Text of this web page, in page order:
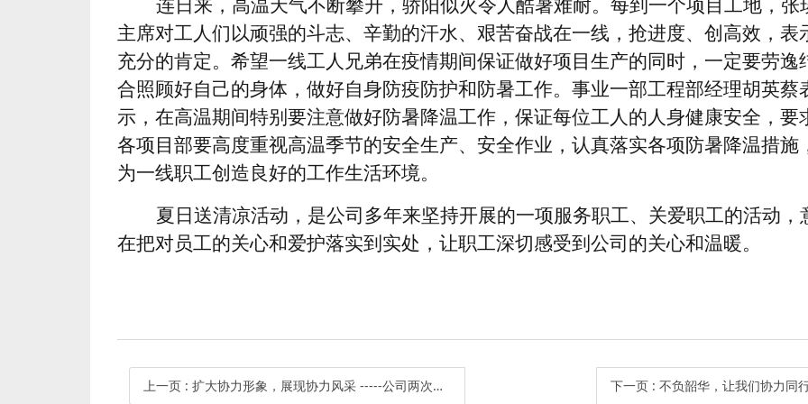
连日来，高温天气不断攀升，骄阳似火令人酷暑难耐。每到一个项目工地，张
主席对工人们以顽强的斗志、辛勤的汗水、艰苦奋战在一线，抢进度、创高效，表
充分的肯定。希望一线工人兄弟在疫情期间保证做好项目生产的同时，一定要劳逸
合照顾好自己的身体，做好自身防疫防护和防暑工作。事业一部工程部经理胡英蔡
示，在高温期间特别要注意做好防暑降温工作，保证每位工人的人身健康安全，要
各项目部要高度重视高温季节的安全生产、安全作业，认真落实各项防暑降温措施
为一线职工创造良好的工作生活环境。
夏日送清凉活动，是公司多年来坚持开展的一项服务职工、关爱职工的活动，
在把对员工的关心和爱护落实到实处，让职工深切感受到公司的关心和温暖。
上一页 : 扩大协力形象，展现协力风采 -----公司两次协办市、区乒乓球比赛 下一页 : 不负韶华，让我们协力同